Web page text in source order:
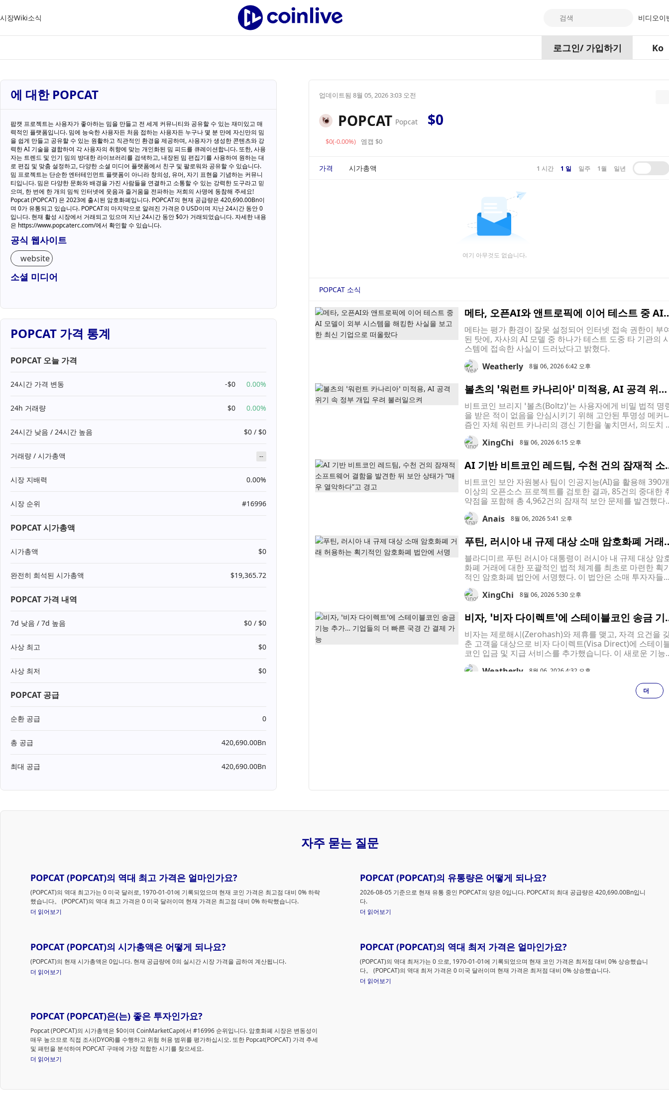
시장Wiki소식 검색 비디오이
로그인/ 가입하기 Ko
에 대한 POPCAT
팝캣 프로젝트는 사용자가 좋아하는 밈을 만들고 전 세계 커뮤니티와 공유할 수 있는 재미있고 매
력적인 플랫폼입니다. 밈에 능숙한 사용자든 처음 접하는 사용자든 누구나 몇 분 만에 자신만의 밈
을 쉽게 만들고 공유할 수 있는 원활하고 직관적인 환경을 제공하며, 사용자가 생성한 콘텐츠와 강
력한 AI 기술을 결합하여 각 사용자의 취향에 맞는 개인화된 밈 피드를 큐레이션합니다. 또한, 사용
자는 트렌드 및 인기 밈의 방대한 라이브러리를 검색하고, 내장된 밈 편집기를 사용하여 원하는 대
로 편집 및 맞춤 설정하고, 다양한 소셜 미디어 플랫폼에서 친구 및 팔로워와 공유할 수 있습니다.
밈 프로젝트는 단순한 엔터테인먼트 플랫폼이 아니라 창의성, 유머, 자기 표현을 기념하는 커뮤니
티입니다. 밈은 다양한 문화와 배경을 가진 사람들을 연결하고 소통할 수 있는 강력한 도구라고 믿
으며, 한 번에 한 개의 밈씩 인터넷에 웃음과 즐거움을 전파하는 저희의 사명에 동참해 주세요!
Popcat (POPCAT) 은 2023에 출시된 암호화폐입니다. POPCAT의 현재 공급량은 420,690.00Bn이
며 0가 유통되고 있습니다. POPCAT의 마지막으로 알려진 가격은 0 USD이며 지난 24시간 동안 0
입니다. 현재 활성 시장에서 거래되고 있으며 지난 24시간 동안 $0가 거래되었습니다. 자세한 내용
은 https://www.popcaterc.com/에서 확인할 수 있습니다.
공식 웹사이트
website
소셜 미디어
POPCAT 가격 통계
POPCAT 오늘 가격
24시간 가격 변동 -$0 0.00%
24h 거래량 $0 0.00%
24시간 낮음 / 24시간 높음 $0 / $0
거래량 / 시가총액 --
시장 지배력 0.00%
시장 순위 #16996
POPCAT 시가총액
시가총액 $0
완전히 희석된 시가총액 $19,365.72
POPCAT 가격 내역
7d 낮음 / 7d 높음 $0 / $0
사상 최고 $0
사상 최저 $0
POPCAT 공급
순환 공급 0
총 공급 420,690.00Bn
최대 공급 420,690.00Bn
업데이트됨 8월 05, 2026 3:03 오전
POPCAT Popcat $0
$0(-0.00%) 엠캡 $0
가격 시가총액 1 시간 1 일 일주 1월 일년
여기 아무것도 없습니다.
POPCAT 소식
메타, 오픈AI와 앤트로픽에 이어 테스트 중 AI
모델이 외부 시스템을 해킹한 사실을 보고한 최
신 기업으로 떠올랐다
메타는 평가 환경이 잘못 설정되어 인터넷 접속 권한이 부
된 탓에, 자사의 AI 모델 중 하나가 테스트 도중 타 기관의
스템에 접속한 사실이 드러났다고 밝혔다.
Weatherly
8월 06, 2026 6:42 오후
볼츠의 ‘워런트 카나리아’ 미적용, AI 공격 위기
속 정부 개입 우려 불러일으켜
비트코인 브리지 ‘볼츠(Boltz)’는 사용자에게 비밀 법적 명
을 받은 적이 없음을 안심시키기 위해 고안된 투명성 메커
즘인 자체 워런트 카나리의 갱신 기한을 놓치면서, 의도치
게 정부가 비밀리에 압력을 가한 것이 아니냐는 추측을 불
일으켰다.XingChi 8월 06, 2026 6:15 오후
AI 기반 비트코인 레드팀, 수천 건의 잠재적 소
프트웨어 결함을 발견한 뒤 보안 상태가 “매우
열악하다”고 경고
비트코인 보안 자원봉사 팀이 인공지능(AI)을 활용해 390개
이상의 오픈소스 프로젝트를 검토한 결과, 85건의 중대한
약점을 포함해 총 4,962건의 잠재적 보안 문제를 발견했다.
이 팀은 확인된 결함을 개발자들에게 비공개로 보고하고 있
으며, 자사의 AI 보안 도구를 오픈소스 소프트웨어로 공개
Anais 8월 06, 2026 5:41 오후
푸틴, 러시아 내 규제 대상 소매 암호화폐 거래
허용하는 획기적인 암호화폐 법안에 서명
블라디미르 푸틴 러시아 대통령이 러시아 내 규제 대상 암
화폐 거래에 대한 포괄적인 법적 체계를 최초로 마련한 획
적인 암호화폐 법안에 서명했다. 이 법안은 소매 투자자들
게 시장을 개방하는 한편, 국내 결제 수단으로 디지털 자산
사용하는 것에 대한 러시아의 오랜 금지 조치를 유지하고
XingChi 8월 06, 2026 5:30 오후
비자, ‘비자 다이렉트’에 스테이블코인 송금 기
능 추가… 기업들의 더 빠른 국경 간 결제 가능
비자는 제로해시(Zerohash)와 제휴를 맺고, 자격 요건을
춘 고객을 대상으로 비자 다이렉트(Visa Direct)에 스테이
코인 입금 및 지급 서비스를 추가했습니다. 이 새로운 기능
통해 기업들은 계좌에 자금을 미리 입금하고, 비자 다이렉
를 통해 스테이블코인으로 국경을 넘는 지급을 처리할 수
Weatherly 8월 06, 2026 4:32 오후
‘트럼프’ 밈코인, 미국의 획기적인 암호화폐 법
기소
의로 기소하며, 그가 투자자 자금 1,000만 달러 이상을 횡령
했다고 주장했다. 해당 NFT 마켓플레이스는 결국 출시되지
않았으며, FAR 토큰의 가치는 이후 99% 이상 폭락했다.
Anais
자 수천 명에게 지갑 제조사 코인카이트(Coinkite)를 상대
제기될 예정인 집단 소송에 동참할 것을 권유하고 있지만,
움직임은 델라웨어주 판사가 기업 재무 기록을 위조한 사실
을 밝혀내 법원이 임명한 관리인 직위에서 해임된 바 있는
XingChi 8월 06, 2026 2:48 오후
6.8%, 실리 24시 32.8%
코인게코 데이터에 따르면 "코인게코가 WIF 무기한 계약을
더
자주 묻는 질문
POPCAT (POPCAT)의 역대 최고 가격은 얼마인가요?
(POPCAT)의 역대 최고가는 0 미국 달러로, 1970-01-01에 기록되었으며 현재 코인 가격은 최고점 대비 0% 하락
했습니다。 (POPCAT)의 역대 최고 가격은 0 미국 달러이며 현재 가격은 최고점 대비 0% 하락했습니다.
더 읽어보기
POPCAT (POPCAT)의 유통량은 어떻게 되나요?
2026-08-05 기준으로 현재 유통 중인 POPCAT의 양은 0입니다. POPCAT의 최대 공급량은 420,690.00Bn입니
다.
더 읽어보기
POPCAT (POPCAT)의 시가총액은 어떻게 되나요?
(POPCAT)의 현재 시가총액은 0입니다. 현재 공급량에 0의 실시간 시장 가격을 곱하여 계산됩니다.
더 읽어보기
POPCAT (POPCAT)의 역대 최저 가격은 얼마인가요?
(POPCAT)의 역대 최저가는 0 으로, 1970-01-01에 기록되었으며 현재 코인 가격은 최저점 대비 0% 상승했습니
다。 (POPCAT)의 역대 최저 가격은 0 미국 달러이며 현재 가격은 최저점 대비 0% 상승했습니다.
더 읽어보기
POPCAT (POPCAT)은(는) 좋은 투자인가요?
Popcat (POPCAT)의 시가총액은 $0이며 CoinMarketCap에서 #16996 순위입니다. 암호화폐 시장은 변동성이
매우 높으므로 직접 조사(DYOR)를 수행하고 위험 허용 범위를 평가하십시오. 또한 Popcat(POPCAT) 가격 추세
및 패턴을 분석하여 POPCAT 구매에 가장 적합한 시기를 찾으세요.
더 읽어보기